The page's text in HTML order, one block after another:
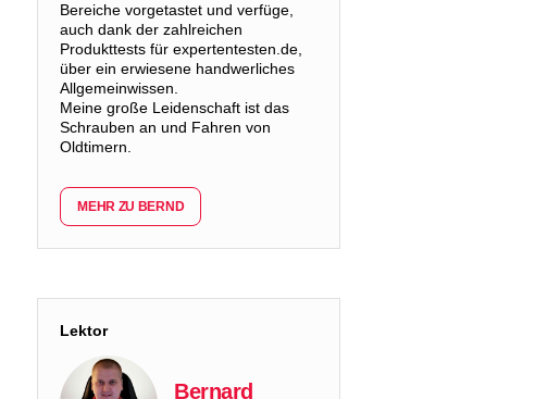
Bereiche vorgetastet und verfüge,
auch dank der zahlreichen
Produkttests für expertentesten.de,
über ein erwiesene handwerliches
Allgemeinwissen.
Meine große Leidenschaft ist das
Schrauben an und Fahren von
Oldtimern.
MEHR ZU BERND
Lektor
Bernard